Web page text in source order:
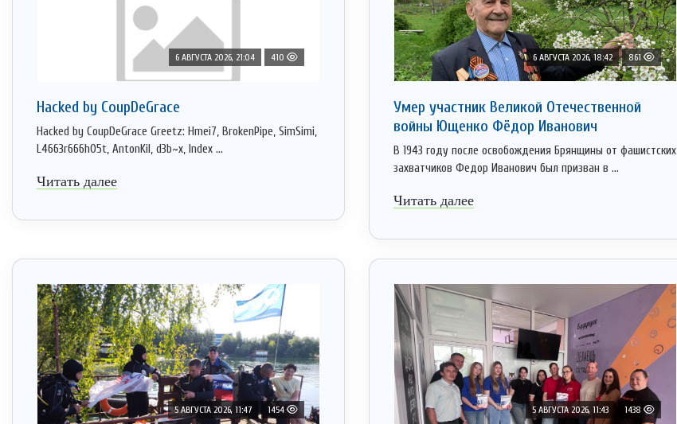
6 АВГУСТА 2026, 21:04 410
Hacked by CoupDeGrace
Hacked by CoupDeGrace Greetz: Hmei7, BrokenPipe, SimSimi,
L4663r666h05t, AntonKil, d3b~x, Index ...
Читать далее
6 АВГУСТА 2026, 18:42 861
Умер участник Великой Отечественной
войны Ющенко Фёдор Иванович
В 1943 году после освобождения Брянщины от фашистских
захватчиков Федор Иванович был призван в ...
Читать далее
5 АВГУСТА 2026, 11:47 1454 5 АВГУСТА 2026, 11:43 1438